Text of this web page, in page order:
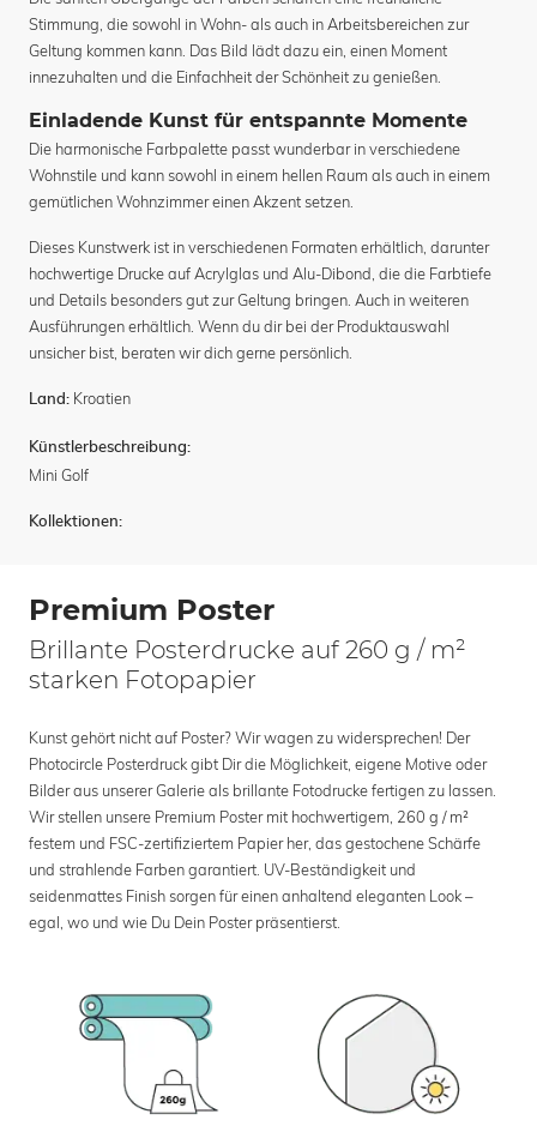
Stimmung, die sowohl in Wohn- als auch in Arbeitsbereichen zur
Geltung kommen kann. Das Bild lädt dazu ein, einen Moment
innezuhalten und die Einfachheit der Schönheit zu genießen.
Einladende Kunst für entspannte Momente
Die harmonische Farbpalette passt wunderbar in verschiedene
Wohnstile und kann sowohl in einem hellen Raum als auch in einem
gemütlichen Wohnzimmer einen Akzent setzen.
Dieses Kunstwerk ist in verschiedenen Formaten erhältlich, darunter
hochwertige Drucke auf Acrylglas und Alu-Dibond, die die Farbtiefe
und Details besonders gut zur Geltung bringen. Auch in weiteren
Ausführungen erhältlich. Wenn du dir bei der Produktauswahl
unsicher bist, beraten wir dich gerne persönlich.
Land: Kroatien
Künstlerbeschreibung:
Mini Golf
Kollektionen:
Premium Poster
Brillante Posterdrucke auf 260 g / m²
starken Fotopapier
Kunst gehört nicht auf Poster? Wir wagen zu widersprechen! Der
Photocircle Posterdruck gibt Dir die Möglichkeit, eigene Motive oder
Bilder aus unserer Galerie als brillante Fotodrucke fertigen zu lassen.
Wir stellen unsere Premium Poster mit hochwertigem, 260 g / m²
festem und FSC-zertifiziertem Papier her, das gestochene Schärfe
und strahlende Farben garantiert. UV-Beständigkeit und
seidenmattes Finish sorgen für einen anhaltend eleganten Look –
egal, wo und wie Du Dein Poster präsentierst.